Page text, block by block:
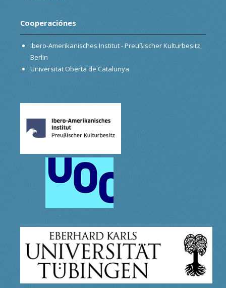
Cooperaciónes
Ibero-Amerikanisches Institut - Preußischer Kulturbesitz,
Berlin
Universitat Oberta de Catalunya